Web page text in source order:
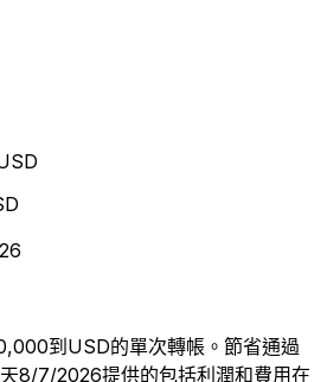
到USD的單次轉帳。節省通過
8/7/2026提供的包括利潤和費用在